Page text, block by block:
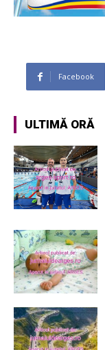
Facebook
ULTIMĂ ORĂ